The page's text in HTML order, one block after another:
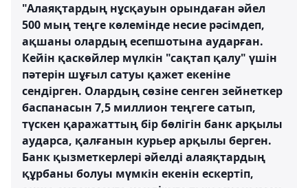
"Алаяқтардың нұсқауын орындаған әйел
500 мың теңге көлемінде несие рәсімдеп,
ақшаны олардың есепшотына аударған.
Кейін қаскөйлер мүлкін "сақтап қалу" үшін
пәтерін шұғыл сатуы қажет екеніне
сендірген. Олардың сөзіне сенген зейнеткер
баспанасын 7,5 миллион теңгеге сатып,
түскен қаражаттың бір бөлігін банк арқылы
аударса, қалғанын курьер арқылы берген.
Банк қызметкерлері әйелді алаяқтардың
құрбаны болуы мүмкін екенін ескертіп,